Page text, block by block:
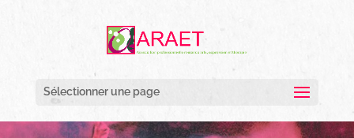
Sélectionner une page